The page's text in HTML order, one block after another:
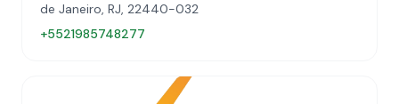
de Janeiro, RJ, 22440-032
+5521985748277